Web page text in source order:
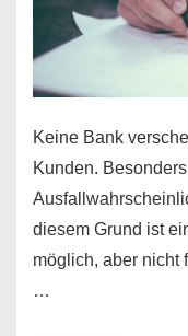
möglich!
Keine Bank
Kunden.
diesem Grund ist
möglich, aber nicht
…